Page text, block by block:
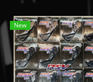
New